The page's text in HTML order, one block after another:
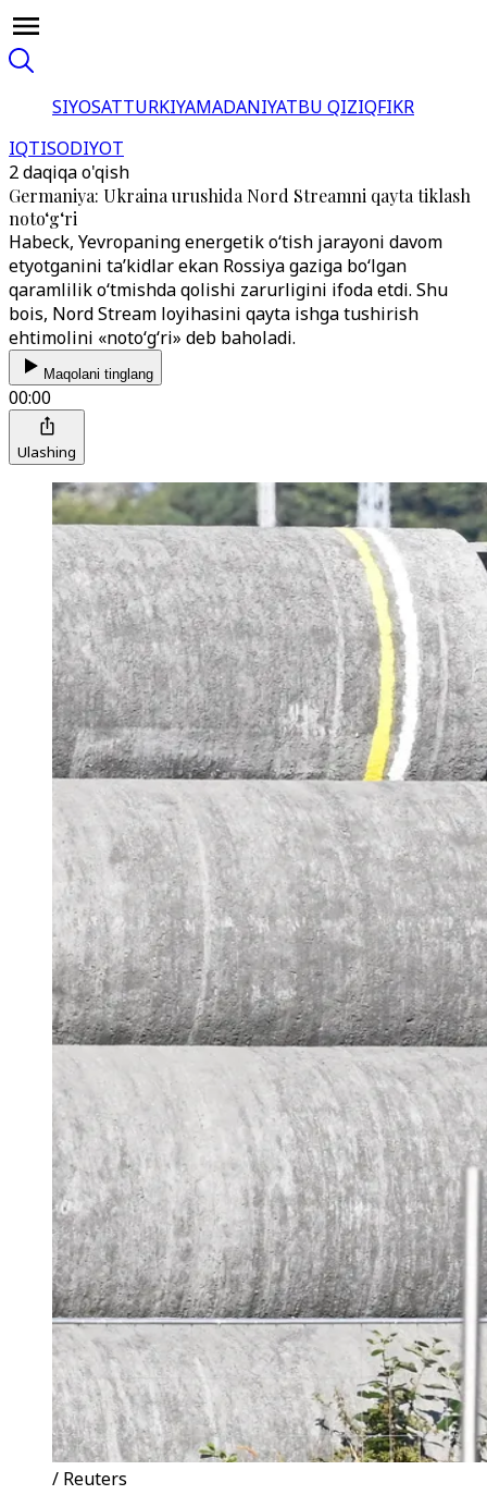
SIYOSATTURKIYAMADANIYATBU QIZIQFIKR
IQTISODIYOT
2 daqiqa o'qish
Germaniya: Ukraina urushida Nord Streamni qayta tiklash
noto‘g‘ri
Habeck, Yevropaning energetik o‘tish jarayoni davom
etyotganini ta’kidlar ekan Rossiya gaziga bo‘lgan
qaramlilik o‘tmishda qolishi zarurligini ifoda etdi. Shu
bois, Nord Stream loyihasini qayta ishga tushirish
ehtimolini «noto‘g‘ri» deb baholadi.
Maqolani tinglang
00:00
Ulashing
/ Reuters